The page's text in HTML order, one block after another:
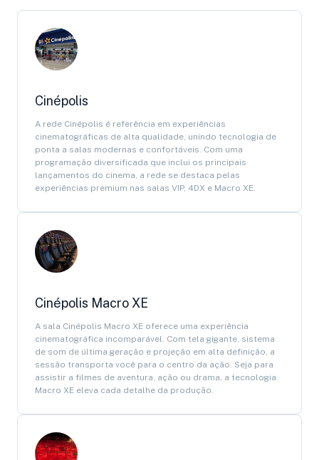
Cinépolis
A rede Cinépolis é referência em experiências
cinematográficas de alta qualidade, unindo tecnologia de
ponta a salas modernas e confortáveis. Com uma
programação diversificada que inclui os principais
lançamentos do cinema, a rede se destaca pelas
experiências premium nas salas VIP, 4DX e Macro XE.
Cinépolis Macro XE
A sala Cinépolis Macro XE oferece uma experiência
cinematográfica incomparável. Com tela gigante, sistema
de som de última geração e projeção em alta definição, a
sessão transporta você para o centro da ação. Seja para
assistir a filmes de aventura, ação ou drama, a tecnologia
Macro XE eleva cada detalhe da produção.